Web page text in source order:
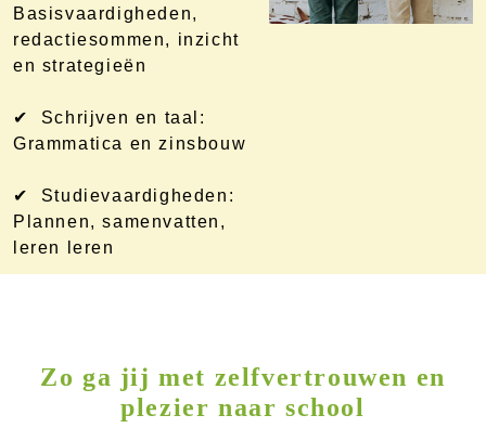
Basisvaardigheden,
redactiesommen, inzicht
en strategieën
✔ Schrijven en taal:
Grammatica en zinsbouw
✔ Studievaardigheden:
Plannen, samenvatten,
leren leren
Zo ga jij met zelfvertrouwen en
plezier naar school